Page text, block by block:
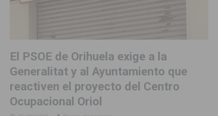
El PSOE de Orihuela exige a la
Generalitat y al Ayuntamiento que
reactiven el proyecto del Centro
Ocupacional Oriol